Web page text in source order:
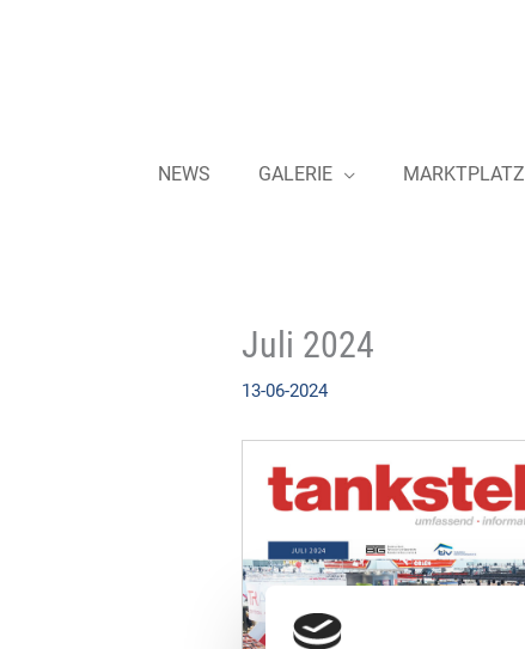
NEWS GALERIE MARKTPLATZ
Juli 2024
13-06-2024